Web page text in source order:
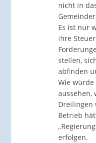
nicht in
Es ist nur
ihre
stellen,
abfinden
Wie
aussehen,
Dreilingen
Betrieb
erfolgen.